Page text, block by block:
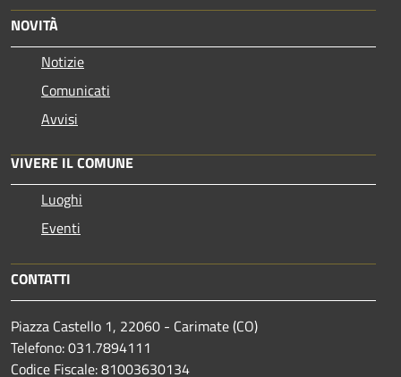
NOVITÀ
Notizie
Comunicati
Avvisi
VIVERE IL COMUNE
Luoghi
Eventi
CONTATTI
Piazza Castello 1, 22060 - Carimate (CO)
Telefono: 031.7894111
Codice Fiscale: 81003630134